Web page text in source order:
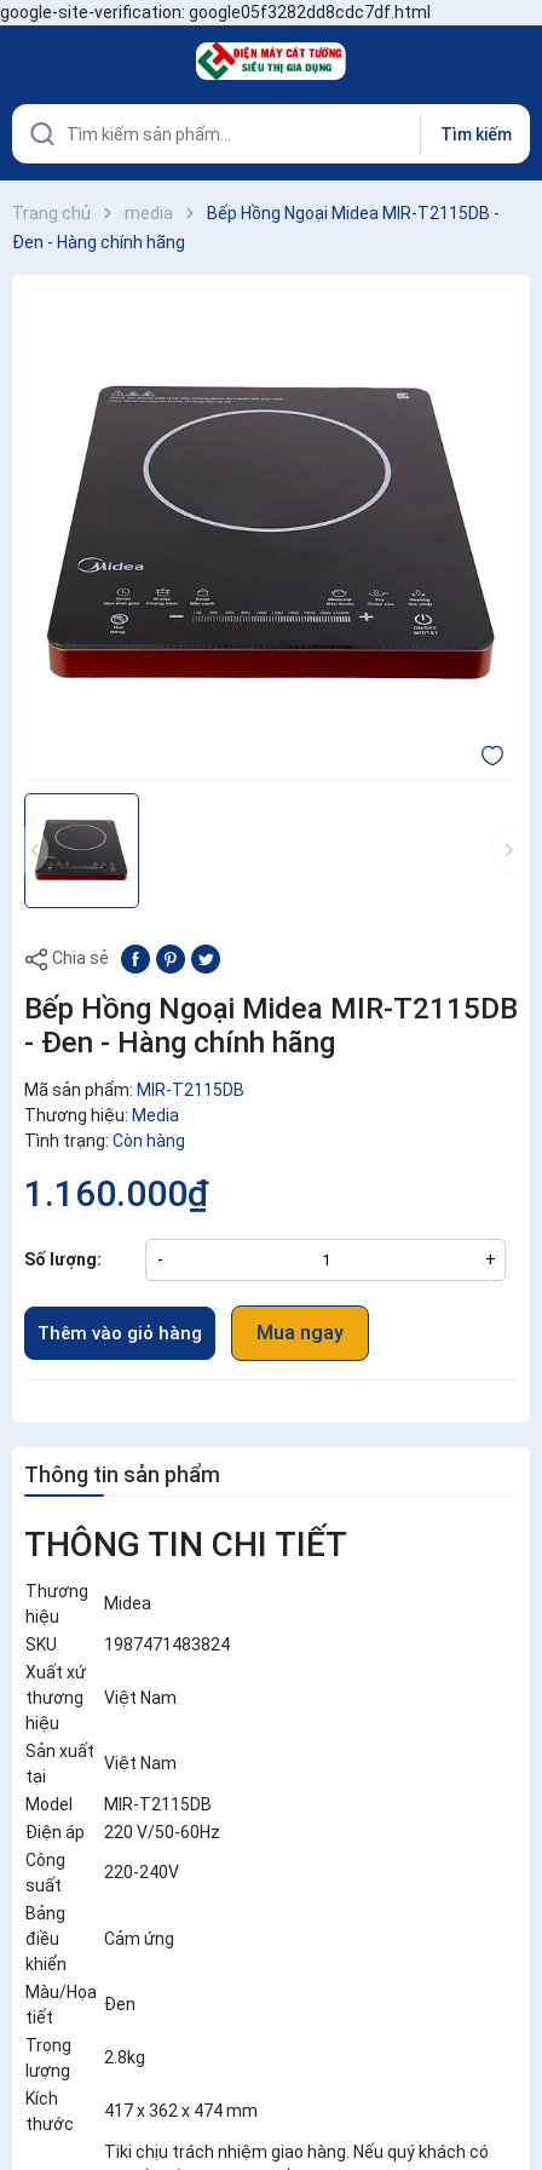
google-site-verification: google05f3282dd8cdc7df.html
Tìm kiếm
Trang chủ media
Bếp Hồng Ngoại Midea MIR-T2115DB -
Đen - Hàng chính hãng
Chia sẻ
Bếp Hồng Ngoại Midea MIR-T2115DB
- Đen - Hàng chính hãng
Mã sản phẩm: MIR-T2115DB
Thương hiệu: Media
Tình trạng: Còn hàng
1.160.000₫
Số lượng: - +
Thêm vào giỏ hàng Mua ngay
Thông tin sản phẩm
THÔNG TIN CHI TIẾT
Thương
hiệu
Midea
SKU
1987471483824
Xuất xứ
thương
hiệu
Việt Nam
Sản xuất
tại
Việt Nam
Model
MIR-T2115DB
Điện áp
220 V/50-60Hz
Công
suất
220-240V
Bảng
điều
khiển
Cảm ứng
Màu/Họa
tiết
Đen
Trọng
lượng
2.8kg
Kích
thước
417 x 362 x 474 mm
Tiki chịu trách nhiệm giao hàng. Nếu quý khách có